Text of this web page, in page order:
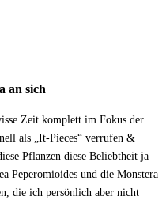
an sich
Zeit komplett im Fokus der
als „It-Pieces“ verrufen &
Pflanzen diese Beliebtheit ja
Peperomioides und die Monstera
die ich persönlich aber nicht